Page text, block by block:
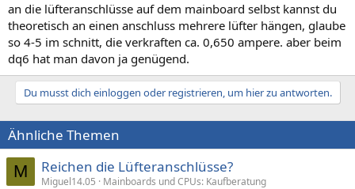
an die lüfteranschlüsse auf dem mainboard selbst kannst du
theoretisch an einen anschluss mehrere lüfter hängen, glaube
so 4-5 im schnitt, die verkraften ca. 0,650 ampere. aber beim
dq6 hat man davon ja genügend.
Du musst dich einloggen oder registrieren, um hier zu antworten.
Ähnliche Themen
M Reichen die Lüfteranschlüsse?
Miguel14.05
Mainboards und CPUs: Kaufberatung